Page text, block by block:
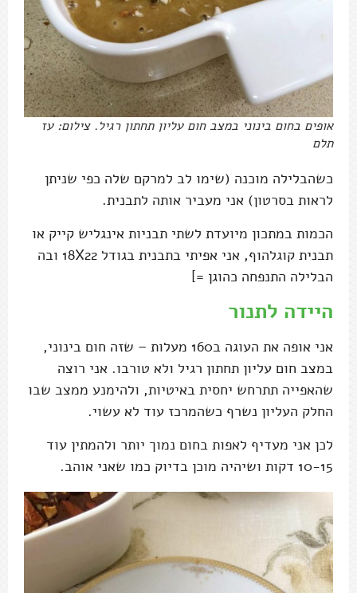
אופים בחום בינוני במצב חום עליון תחתון רגיל. צילום: עז
תלם
כשהבלילה מוכנה (שימו לב למרקם שלה כפי שניתן
לראות בסרטון) אני מעביר אותה לתבנית.
הכמות במתכון מיועדת לשתי תבניות אינגליש קייק או
תבנית קוגלהוף, אני אפיתי בתבנית בגודל 18X22 ובה
הבלילה התנפחה כהוגן =]
היידה לתנור
אני אופה את העוגה ב160 מעלות – שזה חום בינוני,
במצב חום עליון תחתון רגיל ולא טורבו. אני רוצה
שהאפייה תתרחש יחסית באיטיות, ולהימנע ממצב שבו
החלק העליון נשרף כשהמרכז עוד לא עשוי.
לכן אני מעדיף לאפות בחום נמוך יותר ולהמתין עוד
10-15 דקות ושיהיה מוכן בדיוק כמו שאני אוהב.